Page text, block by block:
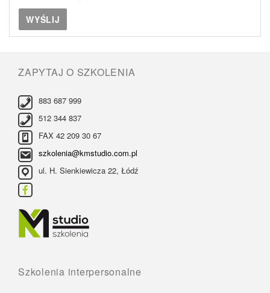
ZAPYTAJ O SZKOLENIA
883 687 999
512 344 837
FAX 42 209 30 67
szkolenia@kmstudio.com.pl
ul. H. Sienkiewicza 22, Łódź
Szkolenia interpersonalne